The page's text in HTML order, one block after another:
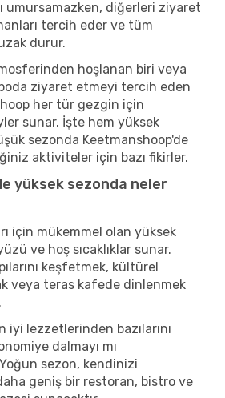
umursamazken, diğerleri ziyaret
tercih eder ve tüm
durur.
hoşlanan biri veya
ziyaret etmeyi tercih eden
her tür gezgin için
sunar. İşte hem yüksek
sezonda Keetmanshoop'de
aktiviteler için bazı fikirler.
yüksek sezonda neler
için mükemmel olan yüksek
ve hoş sıcaklıklar sunar.
keşfetmek, kültürel
veya teras kafede dinlenmek
iyi lezzetlerinden bazılarını
dalmayı mı
sezon, kendinizi
geniş bir restoran, bistro ve